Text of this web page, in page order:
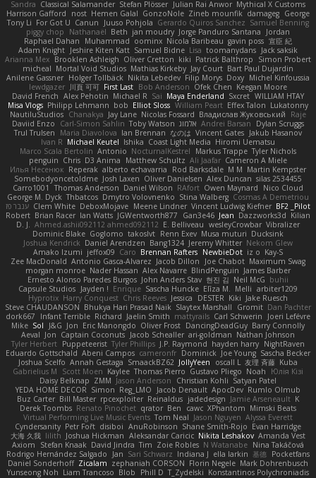
Sandra Classical Salamander Stefan Plösser Julian Rai Anwor Mythical X Customs
Harrison Gafford
nost Hemen Galal GonzoNole Zineb mounfik damageg George
Tony Li For Got U Canun Juuso Pohjola Gerardo Quiros Sanchez Samuel Benning
piggy chop
Nathanaël Beth jan moudry Jorge Panduro Santana
Jordan
Raphael Dahan
Muhammad oominx Nicola Baribeau gavin poss 宣臣 紀
Adam Knight Jeshire Kiten Katt Samuel Bidne Lisa toomanydans Jack saksik
Arianna Mex Brooklen Ashleigh Oliver Cretton kiki Patrick Balthrop
Simon Probert
micheal Mortal Void Studios Mathias Kirkeby Jay Court Bart Paul Dujardin
Anilene Gassner Holger Tollbäck Nikita Lebedev Filip Morys Doxy Michel Kinfoussia
lewdgazer 川頁 可可 First Last Bob Anderson Ofek Chen Keegan Moore
David French Alex Pehotin Michael R Sai Maya Enderland Sxcret WILLIAM HTAY
Misa Vlogs Philipp Lehmann bob Elliot Sloss William Peart Effex Talon Lukatonny
NautiluStudios Chanakya Jay Lane Nicolas Fossard Владислав Жуковський
Raje
Daviid Enzo
Carl-Simon Sahlin Toby Watson אלמוג Andrei Barsan
Dylan Scruggs
Trul Trulsen
Maria Diavolova Ian Brennan なのは Vincent Gates Jakub Hasanov
Ivan R Michael Keutel Ishika Coast Light Media Hiromi Uematsu
Marco Scala Bertolin Antonio NocturnalKestrel Markus Trappe Tyler Nichols
penguin Chris D3 Anima Matthew Schultz Ali Jaafar Cameron A Miele
Илья Несенюк Reperak alberto echavarria Rod Barksdale M M Martin Kempster
Somebodyoncetoldme Josh Laxen Oliver Danielsen Alex Duncan silas 2534455
Carro1001
Thomas Anderson Daniel Wilson RAfort Owen Maynard
Nico Cloud
George M. Dyck Thbatcos Dmytro Volovnenko Stina Walberg Cosmas A Demetriou
ענבר פז Clem White DeboxMojave Meene Lindner Vincent Ludwig Kiefner BF2 _Pilot
Robert Brian Racer Ian Watts JGWentworth877 Gan3e46 Jean Dazzworks3d Kilian
D. J. Ahmed.ashii092112 ahmed092112 E. Belliveau wesleyCrowbar Vibralizer
Dominic Blake Goglomo takoslvt Renn Exev Musa muturi Ducksink
Joshua Kendrick Daniel Arendzen Bang1324 Jeremy Whitter Nekom Glew
Amako Izumi jeffox09 Caro Brennan Rafters NewbieDot iz o Kay-S
Zee MacDonald Antonio Gasca-Alvarez Jacob Dillon Joe Chabot Maximum Swag
morgan monroe Nader Hassan Alex Navarre BlindPenguin James Barber
Ernesto Alonso Paredes Burgos John Anders Stav 현진 김 Neil McG buhii
Capsule Studios Jayden ! Enrique Sascha Huncke Elīza M. Melli arbiter1209
Hyprotix Harry Conquest Chris Reeves Jessica DESTER Kiki Jake Ruesch
Steve CHAUDANSON Bhukya Hari Prasad Naik Slaytex Marshall Gromit Dan Pachter
dork667
Infant Terrible Richard Jaelin Smith mattyrails Carl Schwerin
Joeri Lefévre
Mike Sol J&G Jon Eric Manongdo Oliver Frost DancingDeadGuy Barry Connolly
Aeval Jon Captain Coconuts Jacob Schealler ari-goldman Nathan Johnson
Tyler Herbert Puppeteerist Tyler Phillips J.P. Raymond hayden harry NightRaven
Eduardo Gottschald Abeni Campos cameronfr Dominick Joe Young Sascha Becker
Joshua Scelfo Annah Gestaga SmaackBZ62 JollyYeen oscall L 友理 斉藤 Kuba
Gabrielius M
Scott Moen Kaylee Thomas Pierro Gustavo Pliego Noah
Юлія Кізі
Daisy Belknap ZMM Jason Anderson Christian Kohli Satyan Patel
YEDA HOME DECOR Simon Reg_LMO Jacob Denault ApocDev Rumlo Olmub
Buz Carter Bill Master rpcexploiter Reinaldus jadedesign Jamie Arseneault K
Derek Toombs Renato Pinochet qrator Ben cawc XPhantom Mimski Beats
Virtual Performing Live Music Events Tom Neal Jason Nguyen Alyssa Everett
Cyndersanity Petr Fořt disiboi AnuRobinson Shane Smith-Rojo Evan Harridge
大海 久我 lilith Joshua Hickman Aleksandar Caricic Nikita Leshakov Amanda Vest
Axiom
Stefan Knaak David Jindra Tim Zoie Robles N Watanabe Nina Takáčová
Rodrigo Hernández Salgado
Jan Sari Schwarz Indiana J ella larkin 基德 Pocketfans
Daniel Sonderhoff Zicalam zephaniah CORSON Florin Negele Mark Dohrenbusch
Yunseong Noh Liam Trancoso Blob Phill D T_Zydelski Konstantinos Polychroniadis